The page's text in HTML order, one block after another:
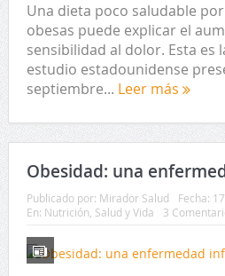
Una dieta poco saludable
obesas puede explicar el
sensibilidad al dolor. Esta es
estudio estadounidense
septiembre... Leer más
Obesidad: una
Publicado por: Mirador Salud Fecha:
En: Nutrición Salud y Vida 3